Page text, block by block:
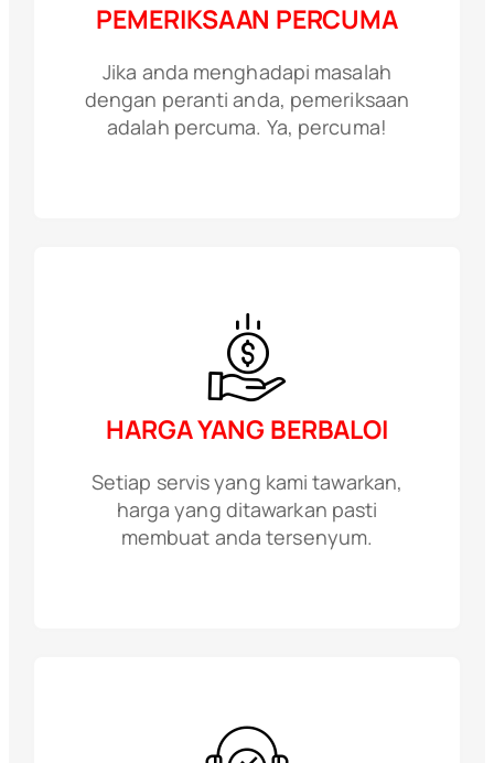
PEMERIKSAAN PERCUMA
Jika anda menghadapi masalah
dengan peranti anda, pemeriksaan
adalah percuma. Ya, percuma!
HARGA YANG BERBALOI
Setiap servis yang kami tawarkan,
harga yang ditawarkan pasti
membuat anda tersenyum.